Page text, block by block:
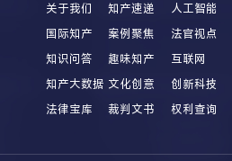
关于我们 知产速递 人工智能
国际知产
案例聚焦 法官视点
知识问答
趣味知产 互联网
知产大数据 文化创意 创新科技
法律宝库
裁判文书 权利查询